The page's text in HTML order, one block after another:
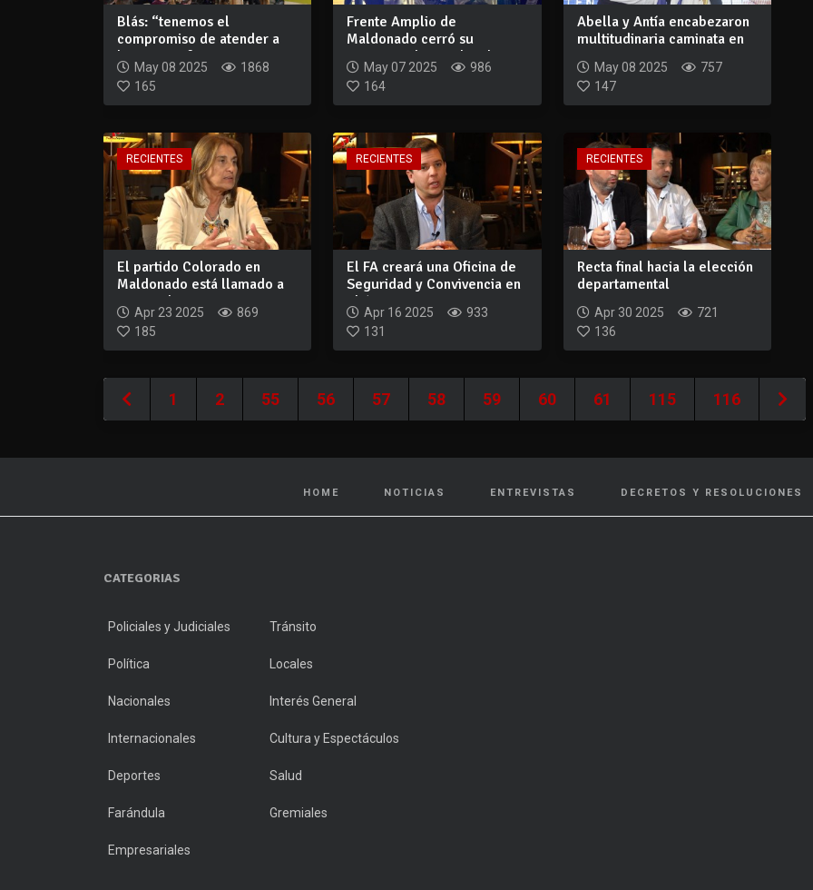
Blás: “tenemos el
compromiso de atender a
los que no fueron...
May 08 2025
1868
165
Frente Amplio de
Maldonado cerró su
campaña electoral en la...
May 07 2025
986
164
Abella y Antía encabezaron
multitudinaria caminata en
May 08 2025
757
147
RECIENTES
El partido Colorado en
Maldonado está llamado a
romper las m...
Apr 23 2025
869
185
RECIENTES
El FA creará una Oficina de
Seguridad y Convivencia en
el ám...
Apr 16 2025
933
131
RECIENTES
Recta final hacia la elección
departamental
Apr 30 2025
721
136
1 2 55 56 57 58 59 60 61 115 116
HOME NOTICIAS ENTREVISTAS DECRETOS Y RESOLUCIONES
CATEGORIAS
Policiales y Judiciales Tránsito
Política Locales
Nacionales Interés General
Internacionales Cultura y Espectáculos
Deportes Salud
Farándula Gremiales
Empresariales